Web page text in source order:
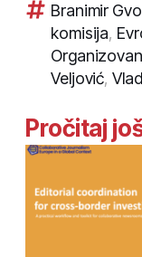
Branimir
komisija,
Veljović,
Pročitaj